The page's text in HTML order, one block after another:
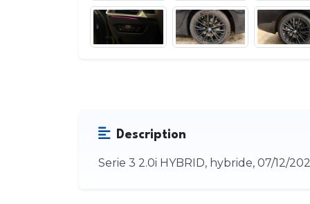
Description
Serie 3 2.0i HYBRID, hybride, 07/12/